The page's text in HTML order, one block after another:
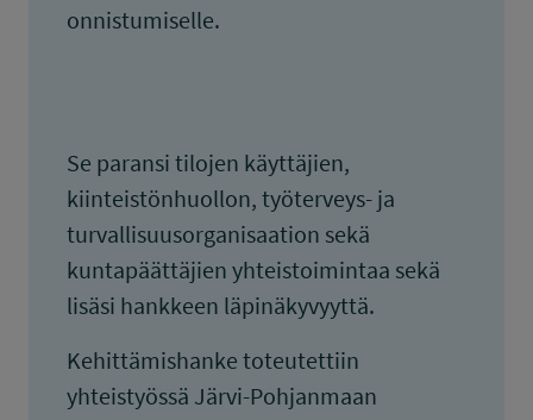
onnistumiselle.
Se paransi tilojen käyttäjien,
kiinteistönhuollon, työterveys- ja
turvallisuusorganisaation sekä
kuntapäättäjien yhteistoimintaa sekä
lisäsi hankkeen läpinäkyvyyttä.
Kehittämishanke toteutettiin
yhteistyössä Järvi-Pohjanmaan